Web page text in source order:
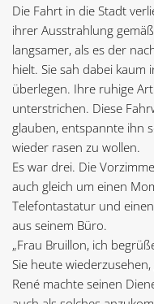
Die Fahrt in die Stadt
ihrer Ausstrahlung
langsamer, als es der
hielt. Sie sah dabei kaum
überlegen. Ihre ruhige
unterstrichen. Diese
glauben, entspannte ihn
wieder rasen zu wollen.
Es war drei. Die
auch gleich um einen
Telefontastatur und
aus seinem Büro.
„Frau Bruillon, ich
Sie heute wiederzusehen,
René machte seinen